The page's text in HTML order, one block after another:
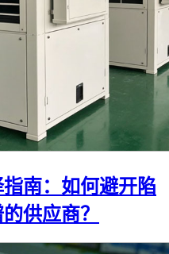
南：如何避开陷
供应商？